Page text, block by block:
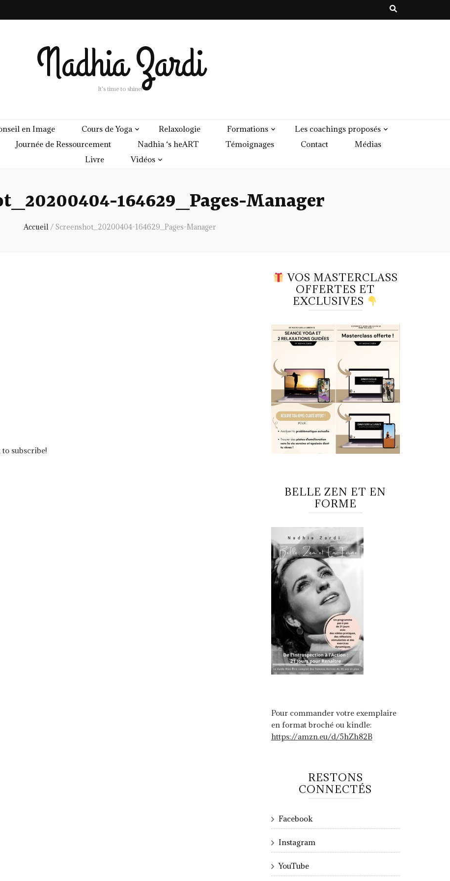
Nadhia Zardi
It's time to shine!
en Image Cours de Yoga Relaxologie Formations
Les coachings proposés
Journée de Ressourcement Nadhia ‘s heART Témoignages Contact
Médias
Livre
Vidéos
164629_Pages-Manager
Accueil / Screenshot_20200404-164629_Pages-Manager
subscribe!
VOS MASTERCLASS
OFFERTES ET
EXCLUSIVES
BELLE ZEN ET EN
FORME
Pour commander votre exemplaire
en format broché ou kindle:
https://amzn.eu/d/5hZh82B
RESTONS
CONNECTÉS
Facebook
Instagram
YouTube